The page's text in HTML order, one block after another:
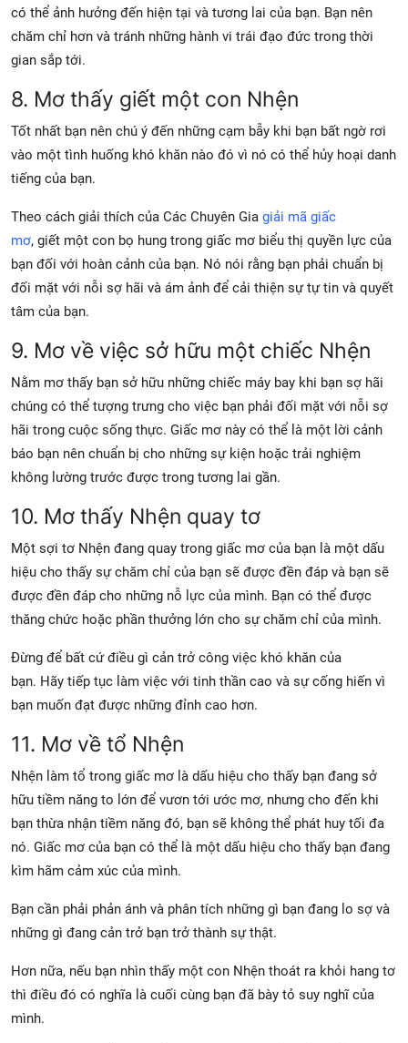
có thể ảnh hưởng đến hiện tại và tương lai của bạn. Bạn nên
chăm chỉ hơn và tránh những hành vi trái đạo đức trong thời
gian sắp tới.
8. Mơ thấy giết một con Nhện
Tốt nhất bạn nên chú ý đến những cạm bẫy khi bạn bất ngờ rơi
vào một tình huống khó khăn nào đó vì nó có thể hủy hoại danh
tiếng của bạn.
Theo cách giải thích của Các Chuyên Gia giải mã giấc
mơ, giết một con bọ hung trong giấc mơ biểu thị quyền lực của
bạn đối với hoàn cảnh của bạn. Nó nói rằng bạn phải chuẩn bị
đối mặt với nỗi sợ hãi và ám ảnh để cải thiện sự tự tin và quyết
tâm của bạn.
9. Mơ về việc sở hữu một chiếc Nhện
Nằm mơ thấy bạn sở hữu những chiếc máy bay khi bạn sợ hãi
chúng có thể tượng trưng cho việc bạn phải đối mặt với nỗi sợ
hãi trong cuộc sống thực. Giấc mơ này có thể là một lời cảnh
báo bạn nên chuẩn bị cho những sự kiện hoặc trải nghiệm
không lường trước được trong tương lai gần.
10. Mơ thấy Nhện quay tơ
Một sợi tơ Nhện đang quay trong giấc mơ của bạn là một dấu
hiệu cho thấy sự chăm chỉ của bạn sẽ được đền đáp và bạn sẽ
được đền đáp cho những nỗ lực của mình. Bạn có thể được
thăng chức hoặc phần thưởng lớn cho sự chăm chỉ của mình.
Đừng để bất cứ điều gì cản trở công việc khó khăn của
bạn. Hãy tiếp tục làm việc với tinh thần cao và sự cống hiến vì
bạn muốn đạt được những đỉnh cao hơn.
11. Mơ về tổ Nhện
Nhện làm tổ trong giấc mơ là dấu hiệu cho thấy bạn đang sở
hữu tiềm năng to lớn để vươn tới ước mơ, nhưng cho đến khi
bạn thừa nhận tiềm năng đó, bạn sẽ không thể phát huy tối đa
nó. Giấc mơ của bạn có thể là một dấu hiệu cho thấy bạn đang
kìm hãm cảm xúc của mình.
Bạn cần phải phản ánh và phân tích những gì bạn đang lo sợ và
những gì đang cản trở bạn trở thành sự thật.
Hơn nữa, nếu bạn nhìn thấy một con Nhện thoát ra khỏi hang tơ
thì điều đó có nghĩa là cuối cùng bạn đã bày tỏ suy nghĩ của
mình.